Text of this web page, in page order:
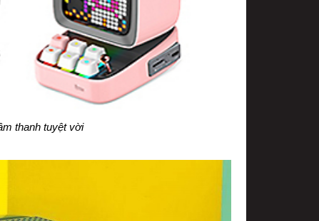
thanh tuyệt vời